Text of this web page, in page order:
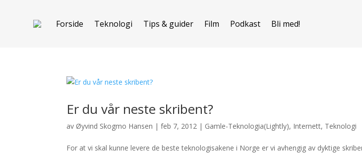
Forside Teknologi Tips & guider Film Podkast Bli med!
Er du vår neste skribent?
av Øyvind Skogmo Hansen |feb 7, 2012 | Gamle-Teknologia(Lightly), Internett, Teknologi
For at vi skal kunne levere de beste teknologisakene i Norge er vi avhengig av dyktige